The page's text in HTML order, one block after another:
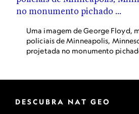
Uma imagem de George Floyd,
policiais de Minneapolis,
projetada no monumento
confederados, que lutavam pela
DESCUBRA NAT GEO